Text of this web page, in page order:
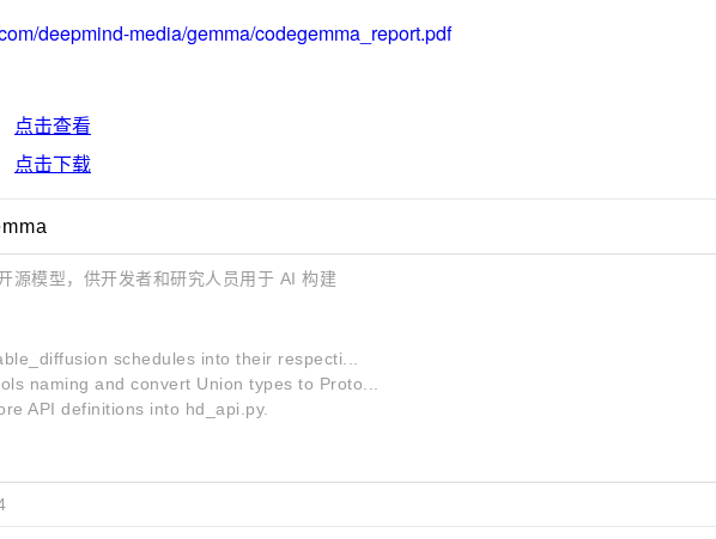
deepmind-media/gemma/codegemma_report.pdf
点击查看
点击下载
源模型，供开发者和研究人员用于 AI 构建
schedules into their respecti...
naming and convert Union types to Proto...
API definitions into hd_api.py.